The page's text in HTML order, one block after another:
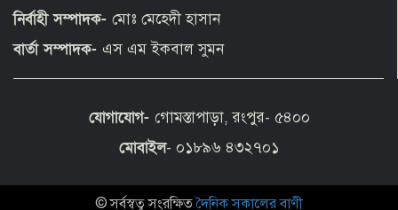
বিশ্বকাপ জিতে কথা রাখলেন গাভি: চুল
রাঙালেন গোলাপি রঙে
সুন্দরগঞ্জে পুকুরে উদ্ধার নিখোঁজ বৃদ্ধের মরদেহ
কেন ইসলাম ধর্ম গ্রহণ করলেন ভারতীয় এই
নির্বাহী সম্পাদক- মোঃ মেহেদী হাসান
বার্তা সম্পাদক- এস এম ইকবাল সুমন
যোগাযোগ- গোমস্তাপাড়া, রংপুর- ৫৪০০
মোবাইল- ০১৮৯৬ ৪৩২৭০১
© সর্বস্বত্ব সংরক্ষিতদৈনিক সকালের বাণী